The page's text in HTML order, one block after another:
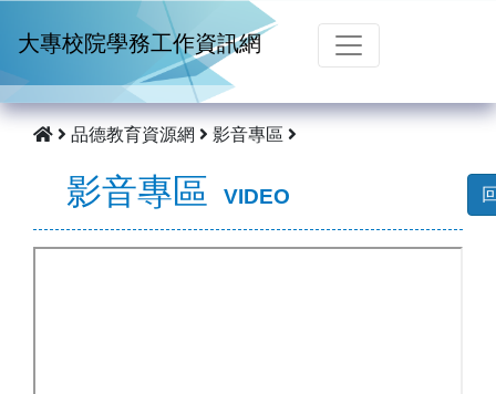
大專校院學務工作資訊網
品德教育資源網 影音專區
影音專區 VIDEO